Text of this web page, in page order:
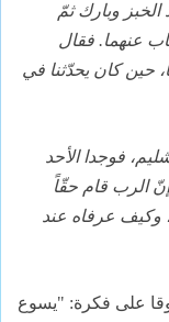
وبارك ثمّ
عنهما. فقال
حين كان يحدّثنا في
فوجدا الأحد
الرب قام حقّاً
وكيف عرفاه عند
على فكرة: "يسوع